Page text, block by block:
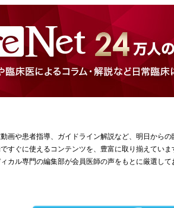
画や患者指導、ガイドライン解説など、明日からの
すぐに使えるコンテンツを、豊富に取り揃えていま
カル専門の編集部が会員医師の声をもとに厳選して